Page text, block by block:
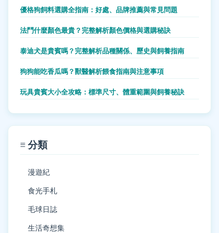
優格狗飼料選購全指南：好處、品牌推薦與常見問題
法鬥什麼顏色最貴？完整解析顏色價格與選購秘訣
泰迪犬是貴賓嗎？完整解析品種關係、歷史與飼養指南
狗狗能吃香瓜嗎？獸醫解析餵食指南與注意事項
玩具貴賓大小全攻略：標準尺寸、體重範圍與飼養秘訣
≡ 分類
漫遊紀
食光手札
毛球日誌
生活奇想集